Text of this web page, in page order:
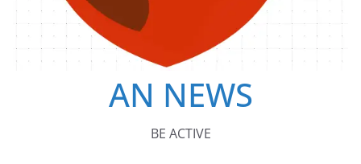
AN NEWS
BE ACTIVE